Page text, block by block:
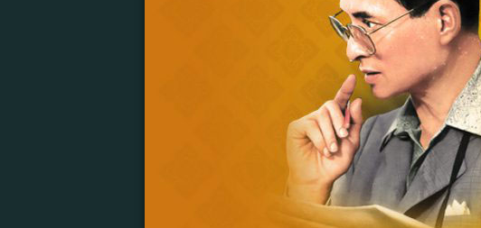
ก่อนหน้า
ต่อไป
จดหมายข่าว ต.อ.น.ก.